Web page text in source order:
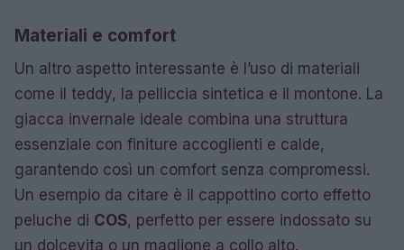
Materiali e comfort
Un altro aspetto interessante è l’uso di materiali
come il teddy, la pelliccia sintetica e il montone. La
giacca invernale ideale combina una struttura
essenziale con finiture accoglienti e calde,
garantendo così un comfort senza compromessi.
Un esempio da citare è il cappottino corto effetto
peluche di COS, perfetto per essere indossato su
un dolcevita o un maglione a collo alto.